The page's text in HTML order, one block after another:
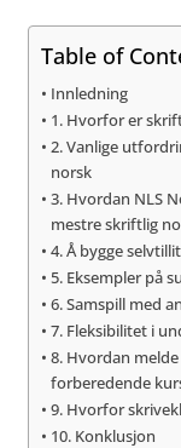
Table of
Innledning
1. Hvorfor er
2. Vanlige
norsk
3. Hvordan NLS
mestre skriftlig
4. Å bygge
5. Eksempler på
6. Samspill med
7. Fleksibilitet i
8. Hvordan
forberedende
9. Hvorfor
10. Konklusjon